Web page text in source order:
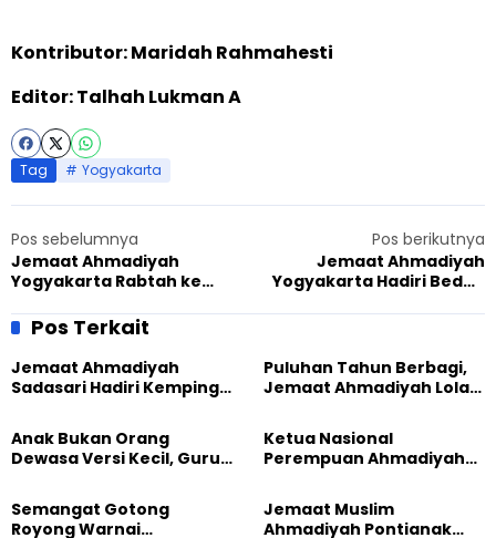
Kontributor: Maridah Rahmahesti
Editor: Talhah Lukman A
Tag Yogyakarta
Pos sebelumnya
Jemaat Ahmadiyah
Yogyakarta Rabtah ke
Keorganisasian
Pos berikutnya
Jemaat Ahmadiyah
Yogyakarta Hadiri Bedah
Toleransi dan
Kalijaga
Pos Terkait
Jemaat Ahmadiyah
Sadasari Hadiri Kemping
Majalengka
Puluhan Tahun Berbagi,
Jemaat Ahmadiyah Lolak
Sembako kepada Warga
Anak Bukan Orang
Dewasa Versi Kecil, Guru
Pendidikan BERLIAN
Ketua Nasional
Perempuan Ahmadiyah
Besar Universitas
Terbuka
Semangat Gotong
Royong Warnai
Jemaat Muslim
Ahmadiyah Pontianak